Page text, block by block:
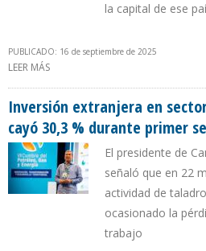
la capital de ese
PUBLICADO: 16 de septiembre de 2025
LEER MÁS
Inversión extranjera en
cayó 30,3 % durante primer
El presidente de
señaló que en 22
actividad de
ocasionado la
trabajo